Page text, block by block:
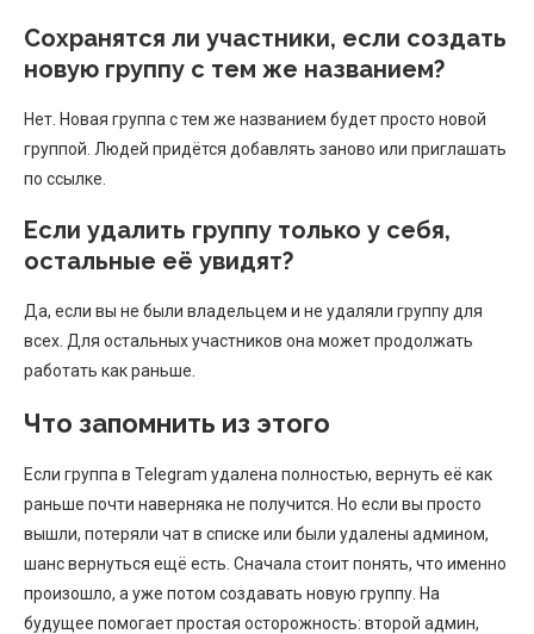
Сохранятся ли участники, если создать
новую группу с тем же названием?
Нет. Новая группа с тем же названием будет просто новой
группой. Людей придётся добавлять заново или приглашать
по ссылке.
Если удалить группу только у себя,
остальные её увидят?
Да, если вы не были владельцем и не удаляли группу для
всех. Для остальных участников она может продолжать
работать как раньше.
Что запомнить из этого
Если группа в Telegram удалена полностью, вернуть её как
раньше почти наверняка не получится. Но если вы просто
вышли, потеряли чат в списке или были удалены админом,
шанс вернуться ещё есть. Сначала стоит понять, что именно
произошло, а уже потом создавать новую группу. На
будущее помогает простая осторожность: второй админ,